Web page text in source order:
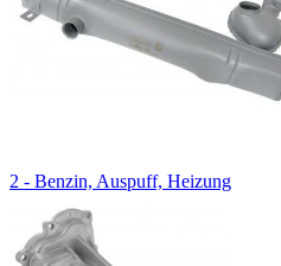
2 - Benzin, Auspuff, Heizung